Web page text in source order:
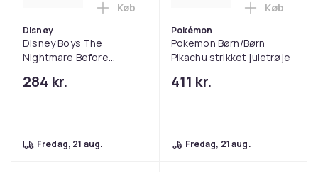
Disney
Disney Boys The
Nightmare Before
Christmas Sweatshirt
284 kr.
Læg Disney Boys The Nightmare
Køb
fredag, 21 aug.
Pokémon
Pokemon Børn/Børn
Pikachu strikket juletrøje
411 kr.
Læg
Køb
fredag, 21 aug.